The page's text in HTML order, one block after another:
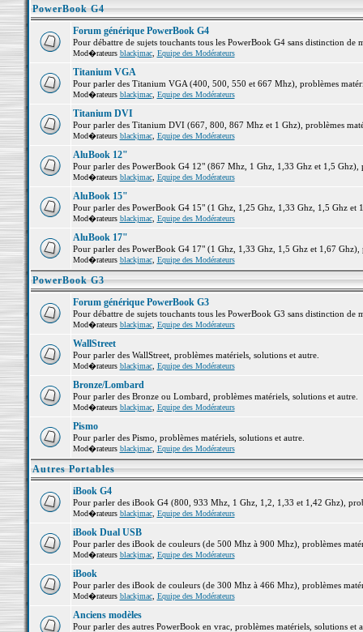
PowerBook G4
Forum générique PowerBook G4
Pour débattre de sujets touchants tous les PowerBook G4 sans distinction de
Mod�rateurs blackjmac, Equipe des Modérateurs
Titanium VGA
Pour parler des Titanium VGA (400, 500, 550 et 667 Mhz), problèmes
Mod�rateurs blackjmac, Equipe des Modérateurs
Titanium DVI
Pour parler des Titanium DVI (667, 800, 867 Mhz et 1 Ghz), problèmes
Mod�rateurs blackjmac, Equipe des Modérateurs
AluBook 12"
Pour parler des PowerBook G4 12" (867 Mhz, 1 Ghz, 1,33 Ghz et 1,5 Ghz),
Mod�rateurs blackjmac, Equipe des Modérateurs
AluBook 15"
Pour parler des PowerBook G4 15" (1 Ghz, 1,25 Ghz, 1,33 Ghz, 1,5 Ghz et
Mod�rateurs blackjmac, Equipe des Modérateurs
AluBook 17"
Pour parler des PowerBook G4 17" (1 Ghz, 1,33 Ghz, 1,5 Ghz et 1,67 Ghz),
Mod�rateurs blackjmac, Equipe des Modérateurs
PowerBook G3
Forum générique PowerBook G3
Pour débattre de sujets touchants tous les PowerBook G3 sans distinction de
Mod�rateurs blackjmac, Equipe des Modérateurs
WallStreet
Pour parler des WallStreet, problèmes matériels, solutions et autre.
Mod�rateurs blackjmac, Equipe des Modérateurs
Bronze/Lombard
Pour parler des Bronze ou Lombard, problèmes matériels, solutions et autre.
Mod�rateurs blackjmac, Equipe des Modérateurs
Pismo
Pour parler des Pismo, problèmes matériels, solutions et autre.
Mod�rateurs blackjmac, Equipe des Modérateurs
Autres Portables
iBook G4
Pour parler des iBook G4 (800, 933 Mhz, 1 Ghz, 1,2, 1,33 et 1,42 Ghz),
Mod�rateurs blackjmac, Equipe des Modérateurs
iBook Dual USB
Pour parler des iBook de couleurs (de 500 Mhz à 900 Mhz), problèmes
Mod�rateurs blackjmac, Equipe des Modérateurs
iBook
Pour parler des iBook de couleurs (de 300 Mhz à 466 Mhz), problèmes
Mod�rateurs blackjmac, Equipe des Modérateurs
Anciens modèles
Pour parler des autres PowerBook en vrac, problèmes matériels, solutions et